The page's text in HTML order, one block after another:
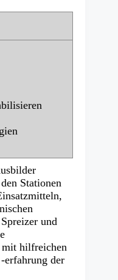
Stationen
und
mit hilfreichen
erfahrung der